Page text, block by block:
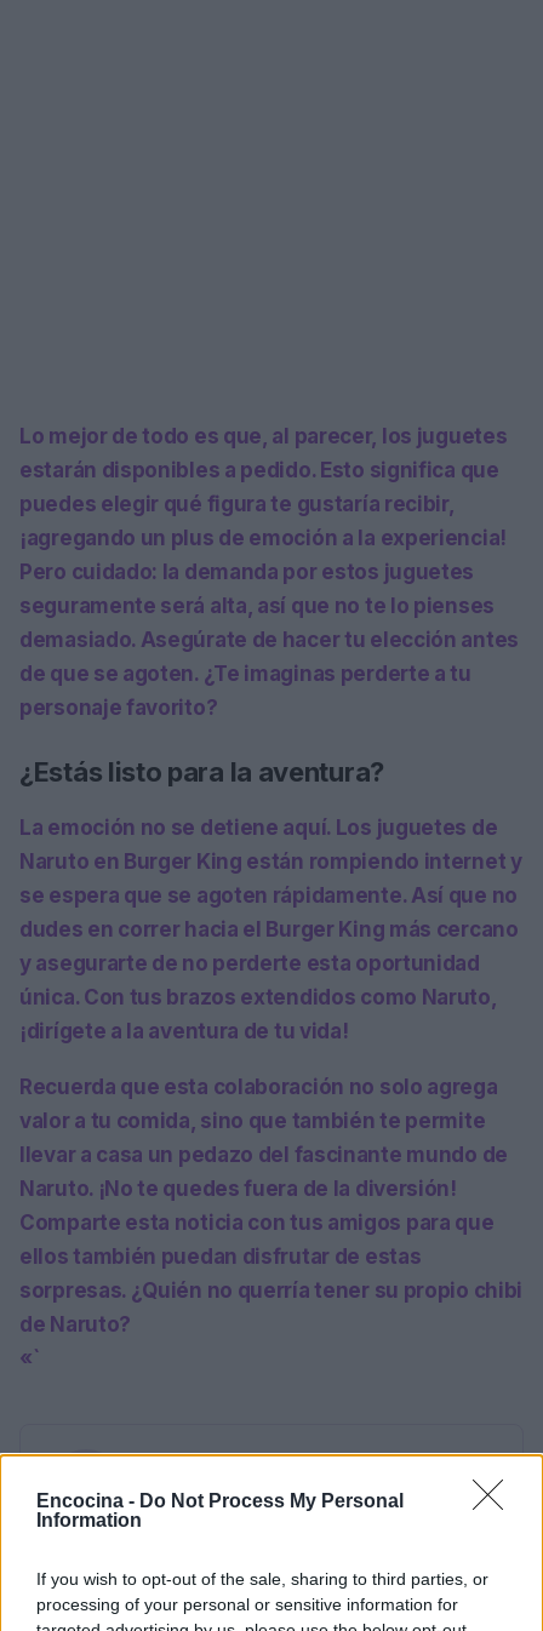
Encocina - Do Not Process My Personal
Information
If you wish to opt-out of the sale, sharing to third parties, or
processing of your personal or sensitive information for
Lo mejor de todo es que, al parecer, los juguetes
estarán disponibles a pedido. Esto significa que
puedes elegir qué figura te gustaría recibir,
¡agregando un plus de emoción a la experiencia!
Pero cuidado: la demanda por estos juguetes
seguramente será alta, así que no te lo pienses
demasiado. Asegúrate de hacer tu elección antes
de que se agoten. ¿Te imaginas perderte a tu
personaje favorito?
¿Estás listo para la aventura?
La emoción no se detiene aquí. Los juguetes de
Naruto en Burger King están rompiendo internet y
se espera que se agoten rápidamente. Así que no
dudes en correr hacia el Burger King más cercano
y asegurarte de no perderte esta oportunidad
única. Con tus brazos extendidos como Naruto,
¡dirígete a la aventura de tu vida!
Recuerda que esta colaboración no solo agrega
valor a tu comida, sino que también te permite
llevar a casa un pedazo del fascinante mundo de
Naruto. ¡No te quedes fuera de la diversión!
Comparte esta noticia con tus amigos para que
ellos también puedan disfrutar de estas
sorpresas. ¿Quién no querría tener su propio chibi
de Naruto?
«`
AUTOR
staff